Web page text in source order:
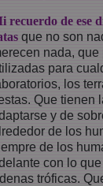
recuerdo de ese
que no son
nada, que
para
los
Que tienen
y de
de los
de los
con lo
tróficas.